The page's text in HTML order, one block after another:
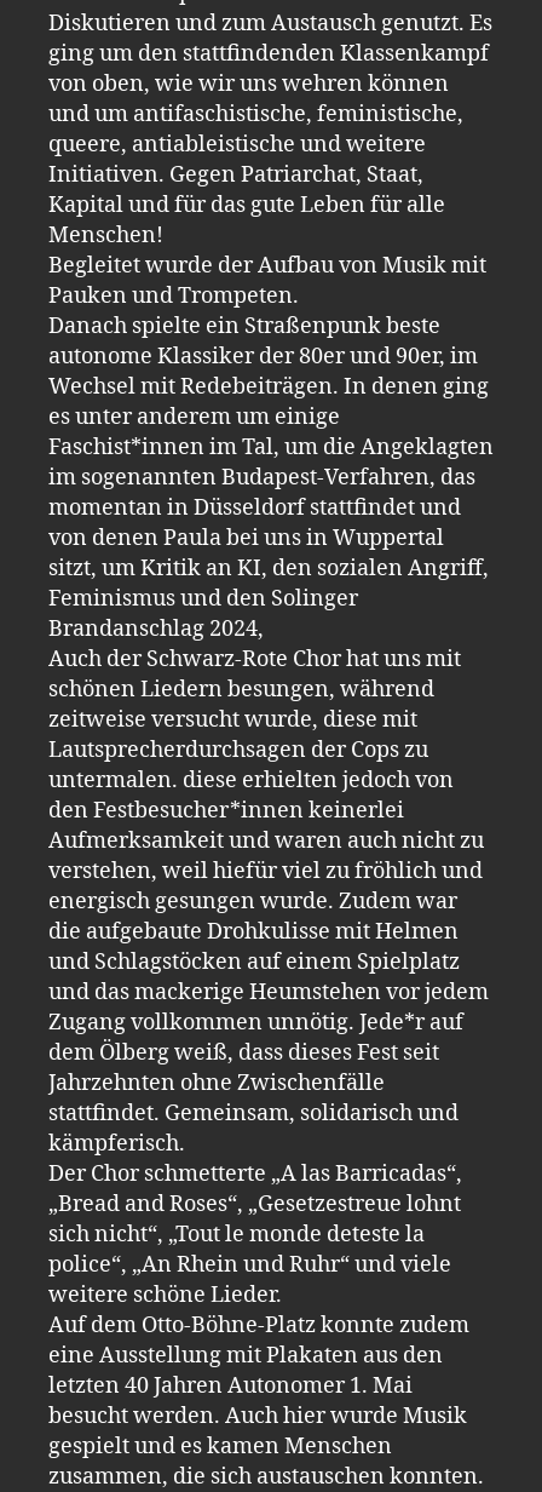
Diskutieren und zum Austausch genutzt. Es
ging um den stattfindenden Klassenkampf
von oben, wie wir uns wehren können
und um antifaschistische, feministische,
queere, antiableistische und weitere
Initiativen. Gegen Patriarchat, Staat,
Kapital und für das gute Leben für alle
Menschen!
Begleitet wurde der Aufbau von Musik mit
Pauken und Trompeten.
Danach spielte ein Straßenpunk beste
autonome Klassiker der 80er und 90er, im
Wechsel mit Redebeiträgen. In denen ging
es unter anderem um einige
Faschist*innen im Tal, um die Angeklagten
im sogenannten Budapest-Verfahren, das
momentan in Düsseldorf stattfindet und
von denen Paula bei uns in Wuppertal
sitzt, um Kritik an KI, den sozialen Angriff,
Feminismus und den Solinger
Brandanschlag 2024,
Auch der Schwarz-Rote Chor hat uns mit
schönen Liedern besungen, während
zeitweise versucht wurde, diese mit
Lautsprecherdurchsagen der Cops zu
untermalen. diese erhielten jedoch von
den Festbesucher*innen keinerlei
Aufmerksamkeit und waren auch nicht zu
verstehen, weil hiefür viel zu fröhlich und
energisch gesungen wurde. Zudem war
die aufgebaute Drohkulisse mit Helmen
und Schlagstöcken auf einem Spielplatz
und das mackerige Heumstehen vor jedem
Zugang vollkommen unnötig. Jede*r auf
dem Ölberg weiß, dass dieses Fest seit
Jahrzehnten ohne Zwischenfälle
stattfindet. Gemeinsam, solidarisch und
kämpferisch.
Der Chor schmetterte „A las Barricadas“,
„Bread and Roses“, „Gesetzestreue lohnt
sich nicht“, „Tout le monde deteste la
police“, „An Rhein und Ruhr“ und viele
weitere schöne Lieder.
Auf dem Otto-Böhne-Platz konnte zudem
eine Ausstellung mit Plakaten aus den
letzten 40 Jahren Autonomer 1. Mai
besucht werden. Auch hier wurde Musik
gespielt und es kamen Menschen
zusammen, die sich austauschen konnten.